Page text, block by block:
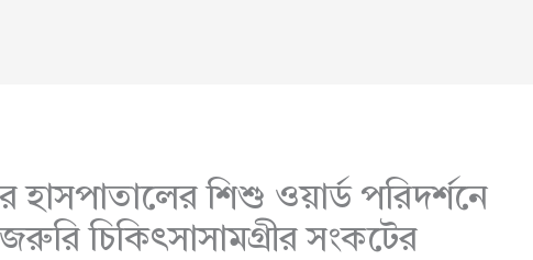
হাসপাতালের শিশু ওয়ার্ড পরিদর্শনে
চিকিৎসাসামগ্রীর সংকটের